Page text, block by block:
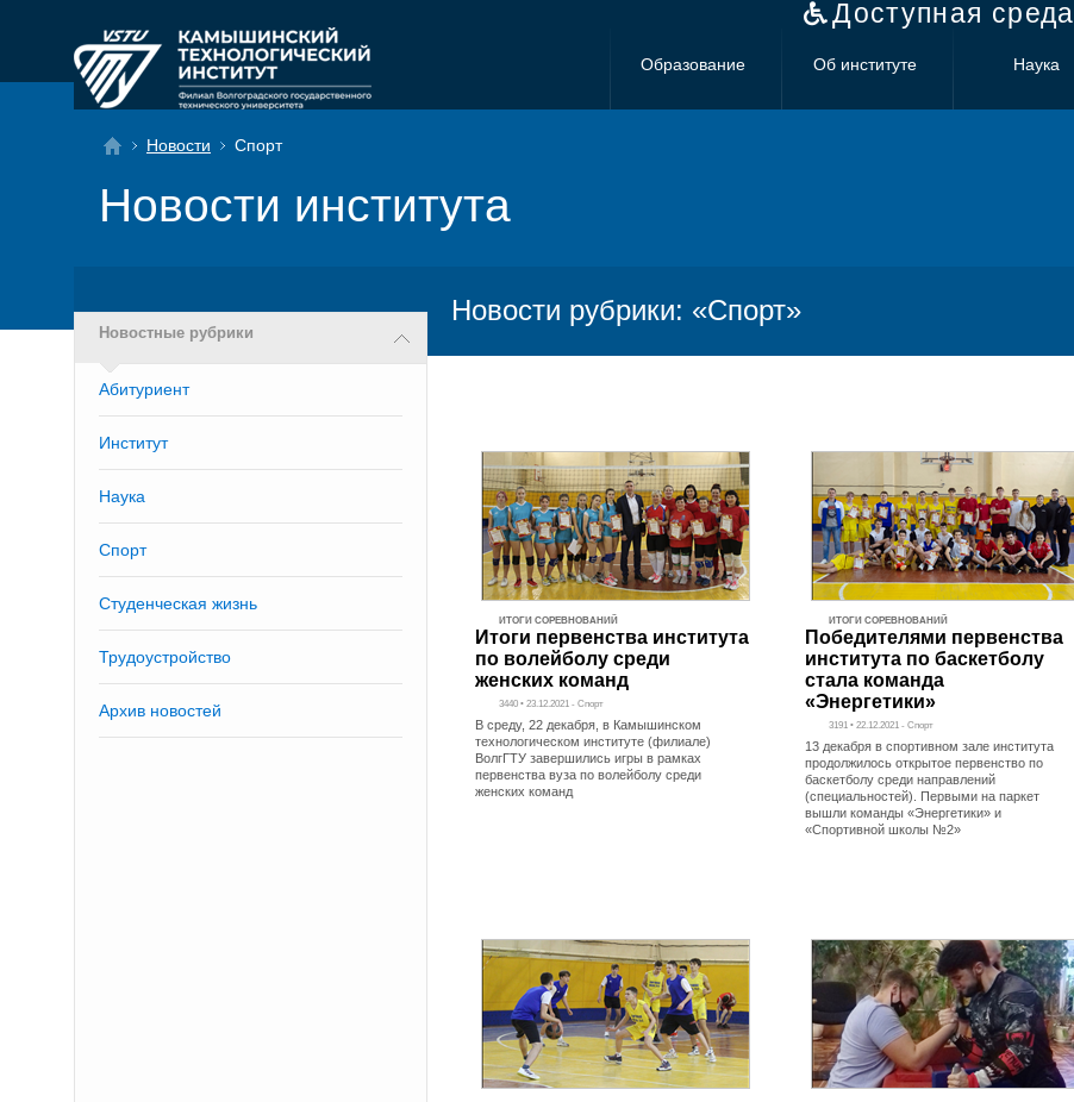
Доступная среда
Образование Об институте Наука
Новости Спорт
Новости института
Новостные рубрики
Абитуриент
Институт
Наука
Спорт
Студенческая жизнь
Трудоустройство
Архив новостей
Новости рубрики: «Спорт»
ИТОГИ СОРЕВНОВАНИЙ
Итоги первенства института
по волейболу среди
женских команд
3440 • 23.12.2021 - Спорт
В среду, 22 декабря, в Камышинском
технологическом институте (филиале)
ВолгГТУ завершились игры в рамках
первенства вуза по волейболу среди
женских команд
ИТОГИ СОРЕВНОВАНИЙ
Победителями первенства
института по баскетболу
стала команда
«Энергетики»
3191 • 22.12.2021 - Спорт
13 декабря в спортивном зале института
продолжилось открытое первенство по
баскетболу среди направлений
(специальностей). Первыми на паркет
вышли команды «Энергетики» и
«Спортивной школы №2»